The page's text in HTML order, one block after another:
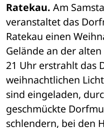
Ratekau. Am
veranstaltet das
Ratekau einen
Gelände an der
21 Uhr erstrahlt das
weihnachtlichen
sind eingeladen,
geschmückte
schlendern, bei den